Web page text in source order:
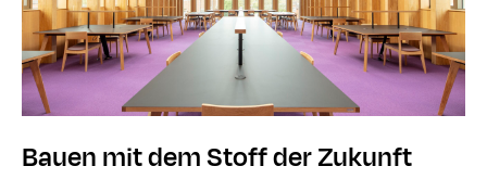
Bauen mit dem Stoff der Zukunft